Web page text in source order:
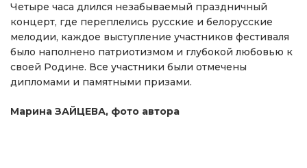
Четыре часа длился незабываемый праздничный
концерт, где переплелись русские и белорусские
мелодии, каждое выступление участников фестиваля
было наполнено патриотизмом и глубокой любовью к
своей Родине. Все участники были отмечены
дипломами и памятными призами.
Марина ЗАЙЦЕВА, фото автора